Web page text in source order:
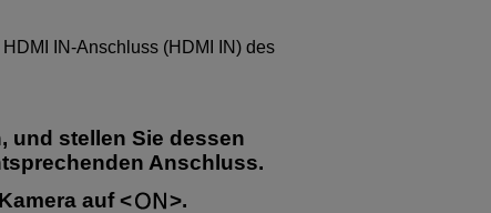
IN-Anschluss (HDMI IN) des
und stellen Sie dessen
Anschluss.
auf
.